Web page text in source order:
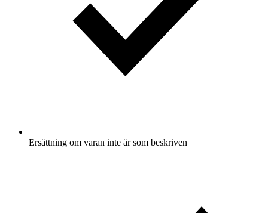
Ersättning om varan inte är som beskriven